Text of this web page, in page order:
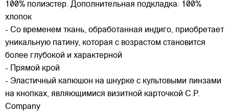
100% полиэстер. Дополнительная подкладка: 100%
хлопок
- Со временем ткань, обработанная индиго, приобретает
уникальную патину, которая с возрастом становится
более глубокой и характерной
- Прямой крой
- Эластичный капюшон на шнурке с культовыми линзами
на кнопках, являющимися визитной карточкой C.P.
Company